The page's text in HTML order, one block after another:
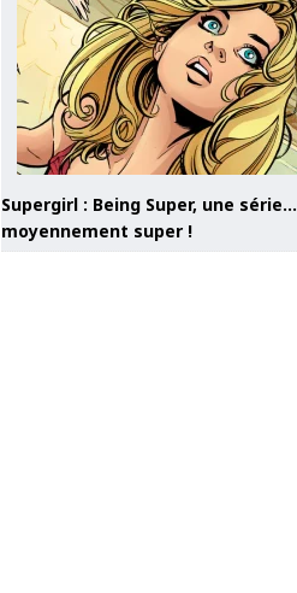
Supergirl : Being Super, une série…
moyennement super !